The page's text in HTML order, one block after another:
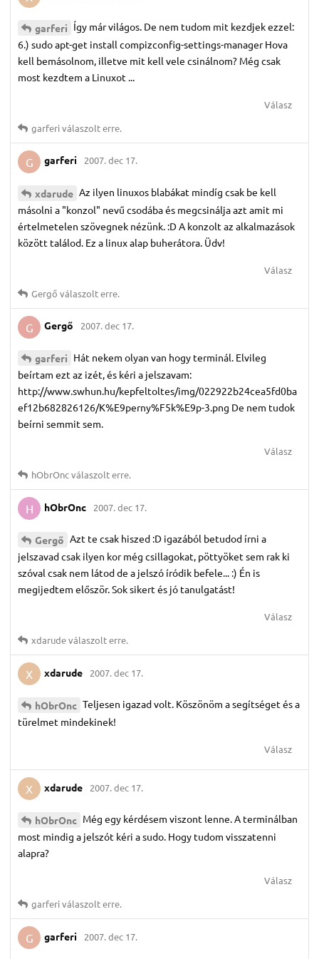
garferi Így már világos. De nem tudom mit kezdjek ezzel:
6.) sudo apt-get install compizconfig-settings-manager Hova
kell bemásolnom, illetve mit kell vele csinálnom? Még csak
most kezdtem a Linuxot ...
Válasz
garferiválaszolt erre.
G garferi 2007. dec 17.
xdarude Az ilyen linuxos blabákat mindíg csak be kell
másolni a "konzol" nevű csodába és megcsinálja azt amit mi
értelmetelen szövegnek nézünk. :D A konzolt az alkalmazások
között találod. Ez a linux alap buherátora. Üdv!
Válasz
Gergő válaszolt erre.
G Gergő 2007. dec 17.
garferi Hát nekem olyan van hogy terminál. Elvileg
beírtam ezt az izét, és kéri a jelszavam:
http://www.swhun.hu/kepfeltoltes/img/022922b24cea5fd0ba
ef12b682826126/K%E9perny%F5k%E9p-3.png De nem tudok
beírni semmit sem.
Válasz
hObrOncválaszolt erre.
H hObrOnc 2007. dec 17.
Gergő Azt te csak hiszed :D igazából betudod írni a
jelszavad csak ilyen kor még csillagokat, pöttyöket sem rak ki
szóval csak nem látod de a jelszó íródik befele... :) Én is
megijedtem először. Sok sikert és jó tanulgatást!
Válasz
xdarudeválaszolt erre.
X xdarude 2007. dec 17.
hObrOnc Teljesen igazad volt. Köszönöm a segítséget és a
türelmet mindekinek!
Válasz
X xdarude 2007. dec 17.
hObrOnc Még egy kérdésem viszont lenne. A terminálban
most mindig a jelszót kéri a sudo. Hogy tudom visszatenni
alapra?
Válasz
garferiválaszolt erre.
G garferi 2007. dec 17.